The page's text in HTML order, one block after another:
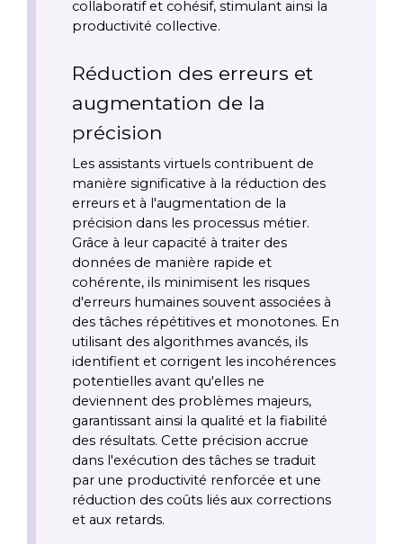
collaboratif et cohésif, stimulant ainsi la
productivité collective.
Réduction des erreurs et
augmentation de la
précision
Les assistants virtuels contribuent de
manière significative à la réduction des
erreurs et à l'augmentation de la
précision dans les processus métier.
Grâce à leur capacité à traiter des
données de manière rapide et
cohérente, ils minimisent les risques
d'erreurs humaines souvent associées à
des tâches répétitives et monotones. En
utilisant des algorithmes avancés, ils
identifient et corrigent les incohérences
potentielles avant qu'elles ne
deviennent des problèmes majeurs,
garantissant ainsi la qualité et la fiabilité
des résultats. Cette précision accrue
dans l'exécution des tâches se traduit
par une productivité renforcée et une
réduction des coûts liés aux corrections
et aux retards.